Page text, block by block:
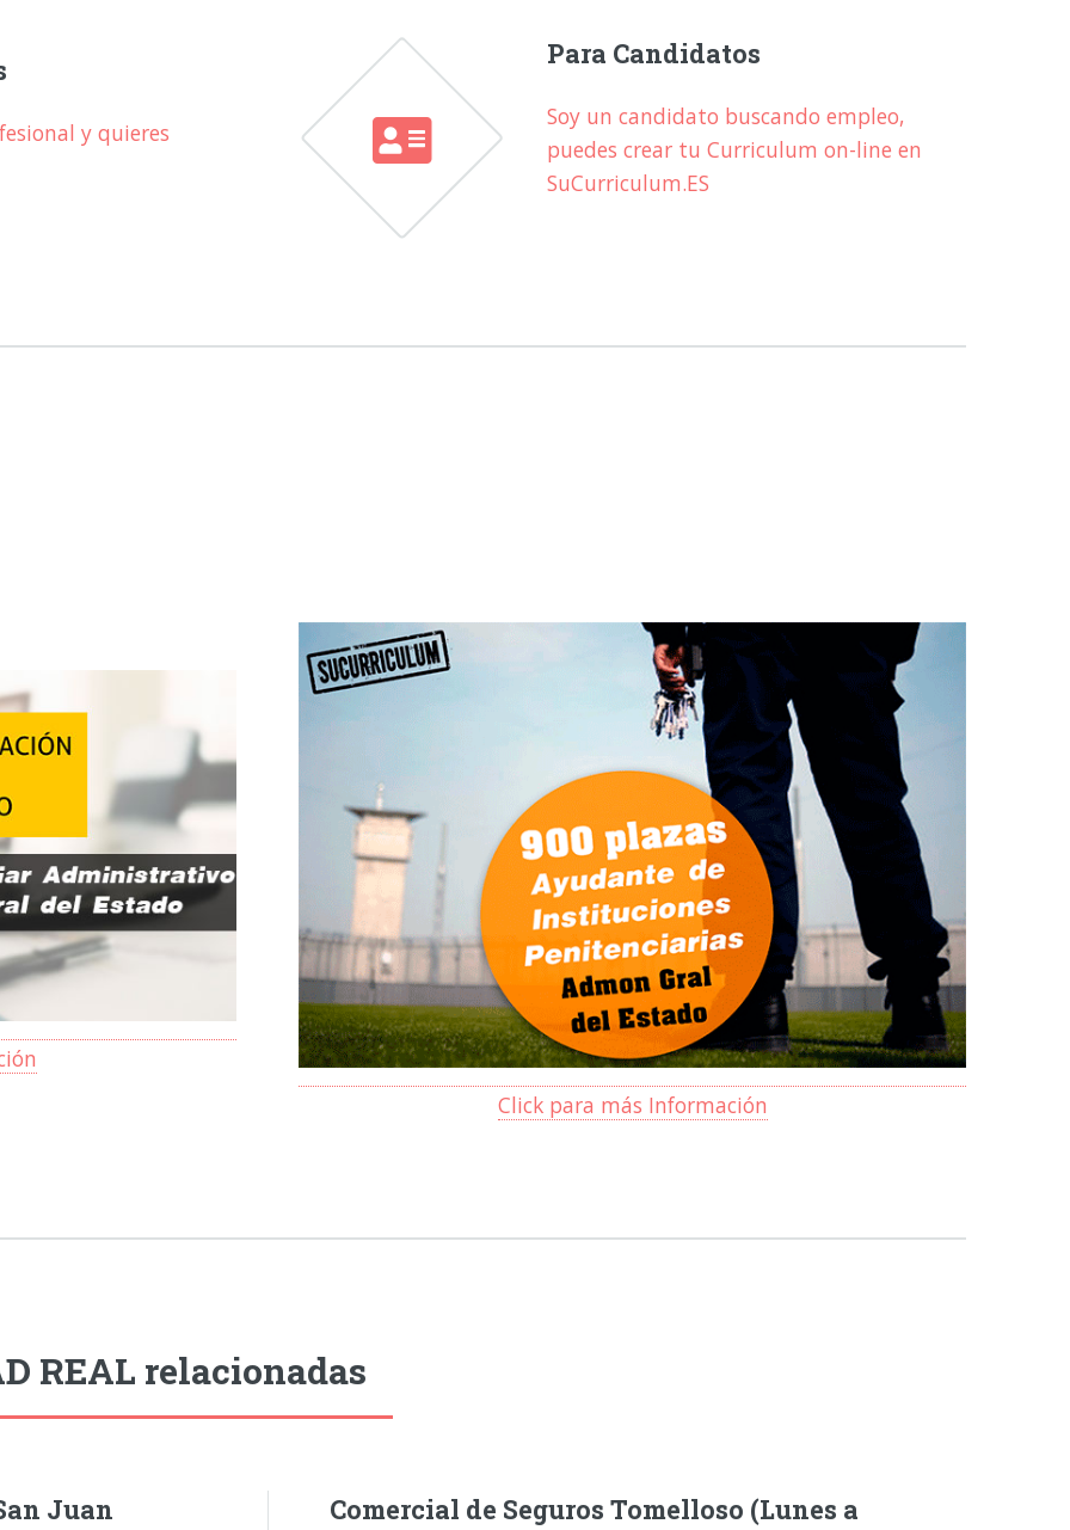
y quieres
Para Candidatos
Soy un candidato buscando empleo,
puedes crear tu Curriculum on-line en
SuCurriculum.ES
Click para más Información
REAL relacionadas
Juan Comercial de Seguros Tomelloso (Lunes a